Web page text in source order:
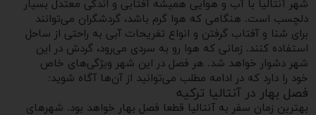
شهر آنتالیا با آب و هوایی همیشه آفتابی و اندکی معتدل بسیار
دلچسب است. هنگامی که هوا گرم باشد، گردشگران می‌توانند
برای شنا و آفتاب گرفتن و انواع تفریحات آبی به راحتی از ساحل
استفاده کنند. زمانی که هوا رو به سردی می‌رود، گردش در این
شهر دشوار خواهد شد. هر فصل در این شهر ویژگی‌های خاص
خود را دارد که در ادامه مطلب می‌توانید از آن‌ها آگاه شوید:
فصل بهار در آنتالیا ترکیه
بهترین زمان سفر به آنتالیا قطعا فصل بهار خواهد بود. شهرهای